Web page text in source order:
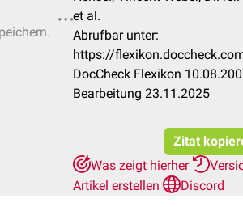
et al.
Abrufbar unter:
https://
DocCheck Flexikon
Bearbeitung 23.11.2025
Zitat
Was zeigt hierher
Artikel erstellen
Discord